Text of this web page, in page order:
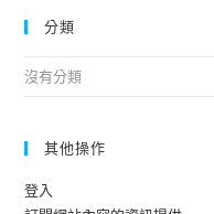
分類
沒有分類
其他操作
登入